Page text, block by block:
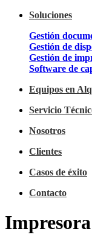
Soluciones
Gestión
Gestión de
Gestión de
Software de
Equipos en
Servicio
Nosotros
Clientes
Casos de éxito
Contacto